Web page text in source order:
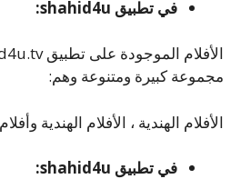
في تطبيق shahid4u:
مجموعة كبيرة ومتنوعة وهم:
الأفلام الهندية ، الأفلام الهندية
في تطبيق shahid4u: